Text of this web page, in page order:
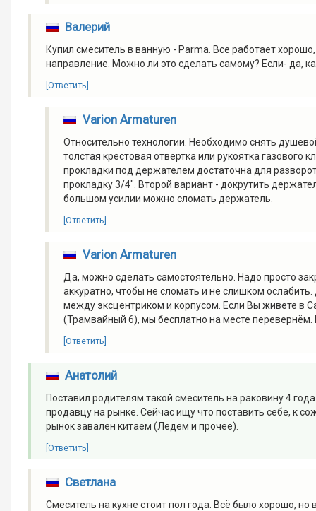
Валерий
Купил смеситель в ванную - Parma. Все работает
направление. Можно ли это сделать самому? Если- да,
[Ответить]
Varion Armaturen
Относительно технологии. Необходимо снять
толстая крестовая отвертка или рукоятка
прокладки под держателем достаточна для
прокладку 3/4". Второй вариант - докрутить
большом усилии можно сломать держатель.
[Ответить]
Varion Armaturen
Да, можно сделать самостоятельно. Надо просто
аккуратно, чтобы не сломать и не слишком
между эксцентриком и корпусом. Если Вы живете в
(Трамвайный 6), мы бесплатно на месте перевернём.
[Ответить]
Анатолий
Поставил родителям такой смеситель на раковину 4
продавцу на рынке. Сейчас ищу что поставить себе, к
рынок завален китаем (Ледем и прочее).
[Ответить]
Светлана
Смеситель на кухне стоит пол года. Всё было хорошо,